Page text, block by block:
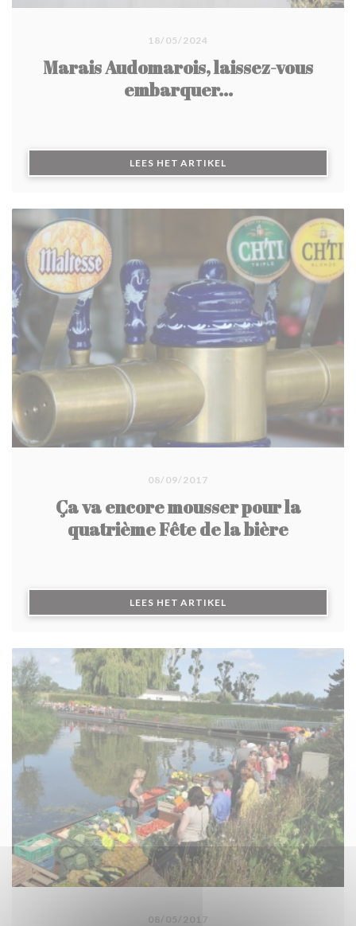
18/05/2024
Marais Audomarois, laissez-vous
embarquer...
LEES HET ARTIKEL((OPENT IN EEN NIEUW
08/09/2017
Ça va encore mousser pour la
quatrième Fête de la bière
LEES HET ARTIKEL((OPENT IN EEN NIEUW
08/05/2017